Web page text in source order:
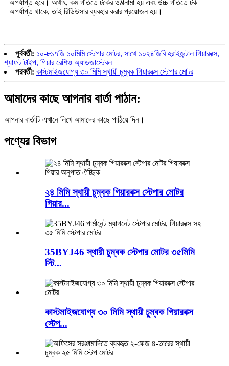
অপর্যাপ্ত হবে। অর্থাৎ, কম গতিতে টর্কের ওঠানামা হয় এবং উচ্চ গতিতে টর্ক
অপর্যাপ্ত থাকে, তাই রিডিউসার ব্যবহার করার প্রয়োজন হয়।
পূর্ববর্তী: ১০-৮১৭জি ১০মিমি স্টেপার মোটর, সাথে ১০২৪জিবি হরাইজন্টাল গিয়ারবক্স,
শ্যাফট টাইপ, গিয়ার রেশিও অ্যাডজাস্টেবল
পরবর্তী: কাস্টমাইজযোগ্য ৩০ মিমি স্থায়ী চুম্বক গিয়ারবক্স স্টেপার মোটর
আমাদের কাছে আপনার বার্তা পাঠান:
আপনার বার্তাটি এখানে লিখে আমাদের কাছে পাঠিয়ে দিন।
পণ্যের বিভাগ
২৪ মিমি স্থায়ী চুম্বক গিয়ারবক্স স্টেপার মোটর
গিয়ার...
35BYJ46 স্থায়ী চুম্বক স্টেপার মোটর ৩৫মিমি
স্টি...
কাস্টমাইজযোগ্য ৩০ মিমি স্থায়ী চুম্বক গিয়ারবক্স
স্টেপ...